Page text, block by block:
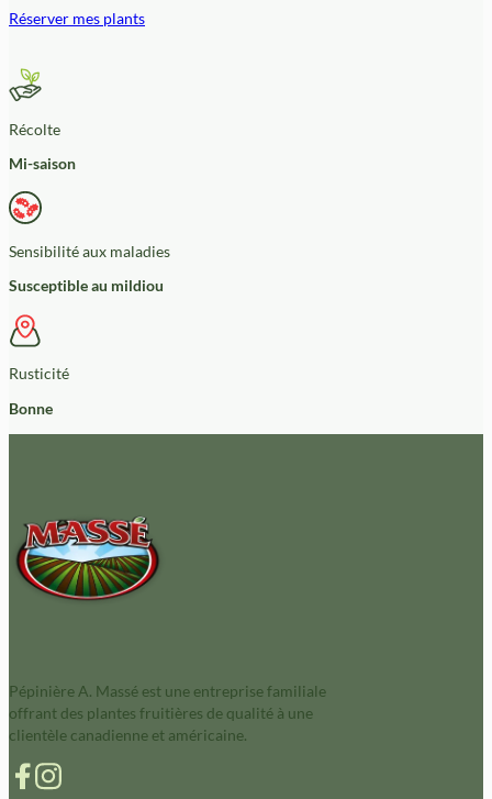
Réserver mes plants
Récolte
Mi-saison
Sensibilité aux maladies
Susceptible au mildiou
Rusticité
Bonne
Pépinière A. Massé est une entreprise familiale
offrant des plantes fruitières de qualité à une
clientèle canadienne et américaine.